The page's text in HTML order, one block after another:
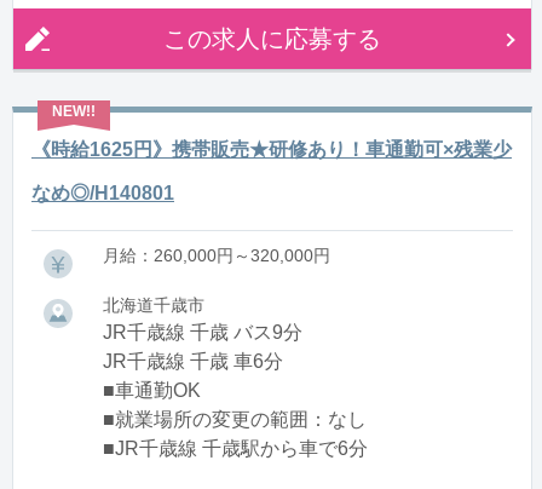
この求人に応募する
《時給1625円》携帯販売★研修あり！車通勤可×残業少
なめ◎/H140801
月給：260,000円～320,000円
北海道千歳市
JR千歳線 千歳 バス9分
JR千歳線 千歳 車6分
■車通勤OK
■就業場所の変更の範囲：なし
■JR千歳線 千歳駅から車で6分